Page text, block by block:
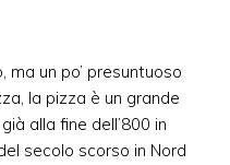
ma un po’ presuntuoso
la pizza è un grande
alla fine dell’800 in
secolo scorso in Nord